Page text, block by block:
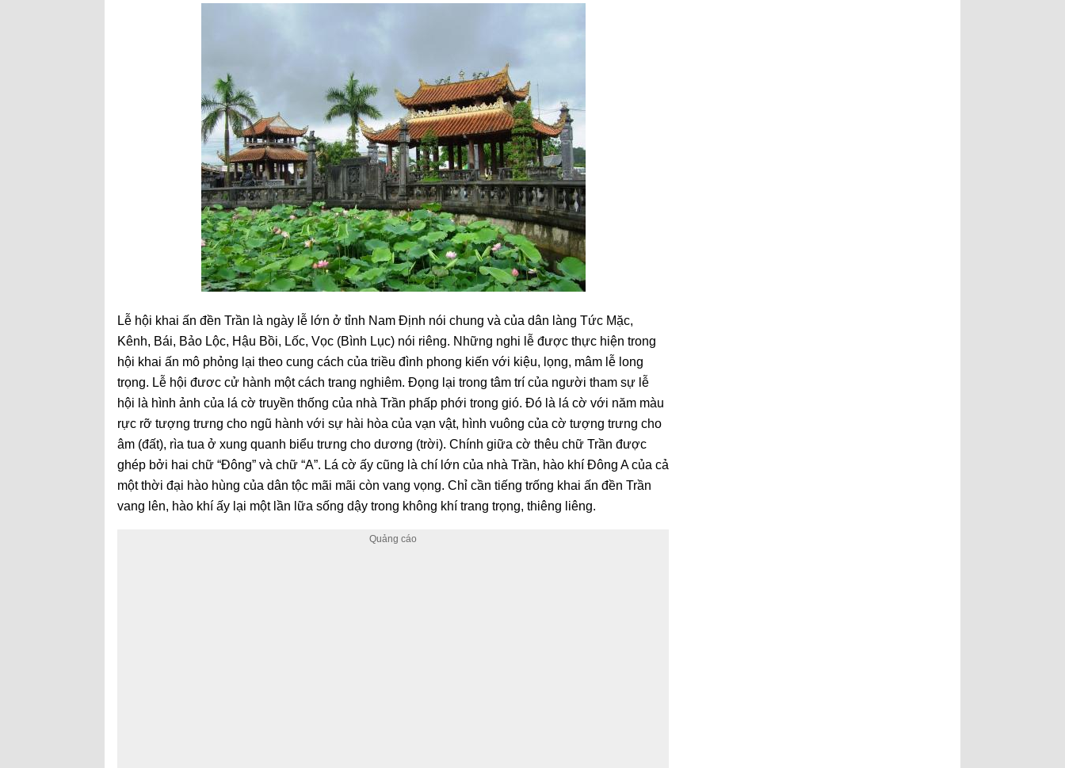
Lễ hội khai ấn đền Trần là ngày lễ lớn ở tỉnh Nam Định nói chung và của dân làng Tức Mặc,
Kênh, Bái, Bảo Lộc, Hậu Bồi, Lốc, Vọc (Bình Lục) nói riêng. Những nghi lễ được thực hiện trong
hội khai ấn mô phỏng lại theo cung cách của triều đình phong kiến với kiệu, lọng, mâm lễ long
trọng. Lễ hội đươc cử hành một cách trang nghiêm. Đọng lại trong tâm trí của người tham sự lễ
hội là hình ảnh của lá cờ truyền thống của nhà Trần phấp phới trong gió. Đó là lá cờ với năm màu
rực rỡ tượng trưng cho ngũ hành với sự hài hòa của vạn vật, hình vuông của cờ tượng trưng cho
âm (đất), rìa tua ở xung quanh biểu trưng cho dương (trời). Chính giữa cờ thêu chữ Trần được
ghép bởi hai chữ “Đông” và chữ “A”. Lá cờ ấy cũng là chí lớn của nhà Trần, hào khí Đông A của cả
một thời đại hào hùng của dân tộc mãi mãi còn vang vọng. Chỉ cần tiếng trống khai ấn đền Trần
vang lên, hào khí ấy lại một lần lữa sống dậy trong không khí trang trọng, thiêng liêng.